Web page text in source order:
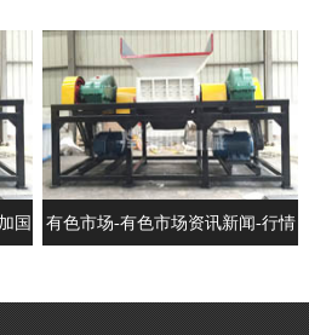
国 有色市场-有色市场资讯新闻-行情